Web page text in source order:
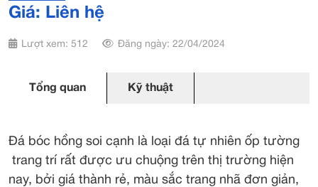
Giá: Liên hệ
Lượt xem: 512 Đăng ngày: 22/04/2024
Tổng quan Kỹ thuật
Đá bóc hồng soi cạnh là loại đá tự nhiên ốp tường
trang trí rất được ưu chuộng trên thị trường hiện
nay, bởi giá thành rẻ, màu sắc trang nhã đơn giản,